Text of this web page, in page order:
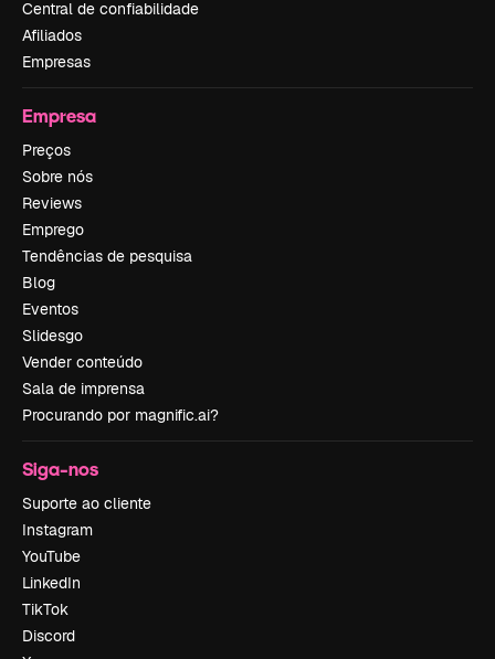
Central de confiabilidade
Afiliados
Empresas
Empresa
Preços
Sobre nós
Reviews
Emprego
Tendências de pesquisa
Blog
Eventos
Slidesgo
Vender conteúdo
Sala de imprensa
Procurando por magnific.ai?
Siga-nos
Suporte ao cliente
Instagram
YouTube
LinkedIn
TikTok
Discord